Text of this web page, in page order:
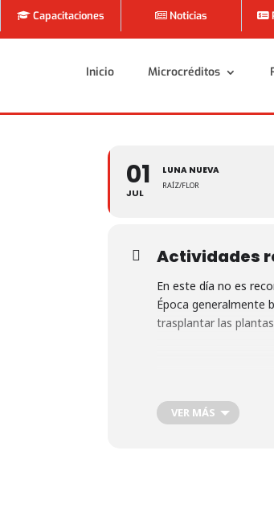
Capacitaciones Noticias
Inicio Microcréditos
Inicio Microcréditos
01
JUL
LUNA NUEVA
RAÍZ/FLOR
Actividades
En este día no es
Época generalmente
trasplantar las
VER MÁS